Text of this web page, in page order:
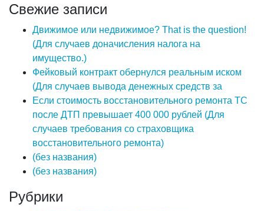
Свежие записи
Движимое или недвижимое? That is the question!
(Для случаев доначисления налога на
имущество.)
Фейковый контракт обернулся реальным иском
(Для случаев вывода денежных средств за
Если стоимость восстановительного ремонта ТС
после ДТП превышает 400 000 рублей (Для
случаев требования со страховщика
восстановительного ремонта)
(без названия)
(без названия)
Рубрики